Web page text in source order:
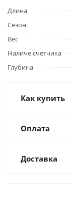
Длина
Сезон
Вес
Наличе счетчика
Глубина
Как купить
Оплата
Доставка